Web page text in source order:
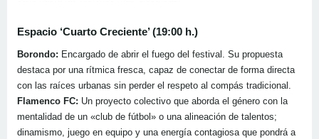
Espacio ‘Cuarto Creciente’ (19:00 h.)
Borondo: Encargado de abrir el fuego del festival. Su propuesta
destaca por una rítmica fresca, capaz de conectar de forma directa
con las raíces urbanas sin perder el respeto al compás tradicional.
Flamenco FC: Un proyecto colectivo que aborda el género con la
mentalidad de un «club de fútbol» o una alineación de talentos;
dinamismo, juego en equipo y una energía contagiosa que pondrá a